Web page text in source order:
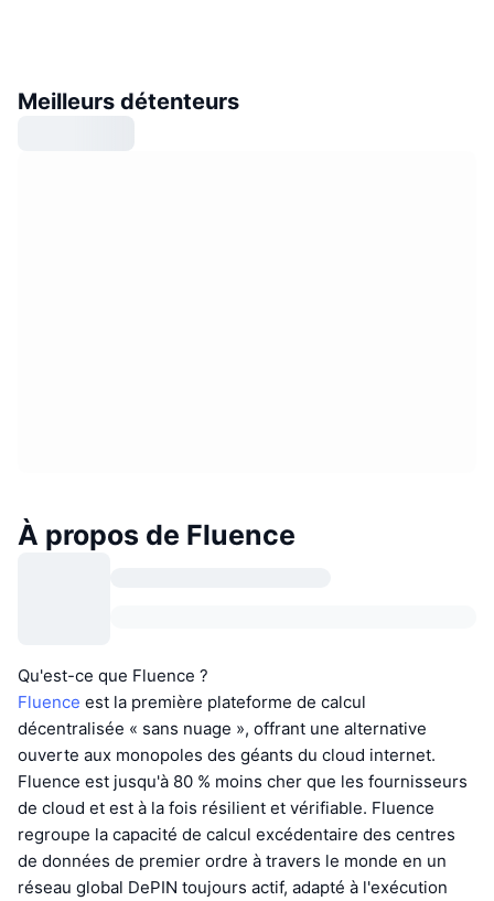
Meilleurs détenteurs
À propos de Fluence
Qu'est-ce que Fluence ?
Fluence est la première plateforme de calcul
décentralisée « sans nuage », offrant une alternative
ouverte aux monopoles des géants du cloud internet.
Fluence est jusqu'à 80 % moins cher que les fournisseurs
de cloud et est à la fois résilient et vérifiable. Fluence
regroupe la capacité de calcul excédentaire des centres
de données de premier ordre à travers le monde en un
réseau global DePIN toujours actif, adapté à l'exécution